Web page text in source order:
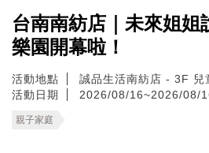
台南南紡店｜未來姐姐
樂園開幕啦！
活動地點
誠品生活南紡店 - 3F 兒
活動日期
2026/08/16~2026/08/
親子家庭